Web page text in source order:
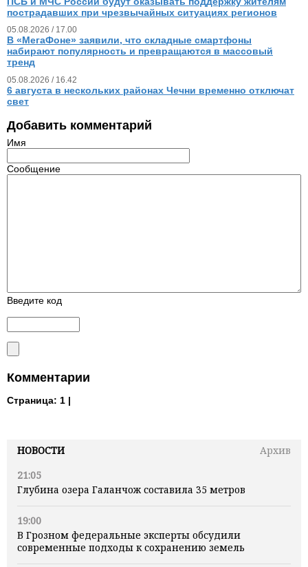
НОВОСТИ
Архив
21:05
Глубина озера Галанчож составила 35 метров
19:00
В Грозном федеральные эксперты обсудили
современные подходы к сохранению земель
пострадавших при чрезвычайных ситуациях регионов
05.08.2026 / 17.00
В «МегаФоне» заявили, что складные смартфоны
набирают популярность и превращаются в массовый
тренд
05.08.2026 / 16.42
6 августа в нескольких районах Чечни временно отключат
свет
Добавить комментарий
Имя
Сообщение
Введите код
Комментарии
Страница: 1 |